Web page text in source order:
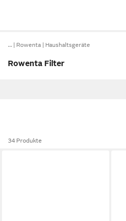
… Rowenta Haushaltsgeräte
Rowenta Filter
34 Produkte